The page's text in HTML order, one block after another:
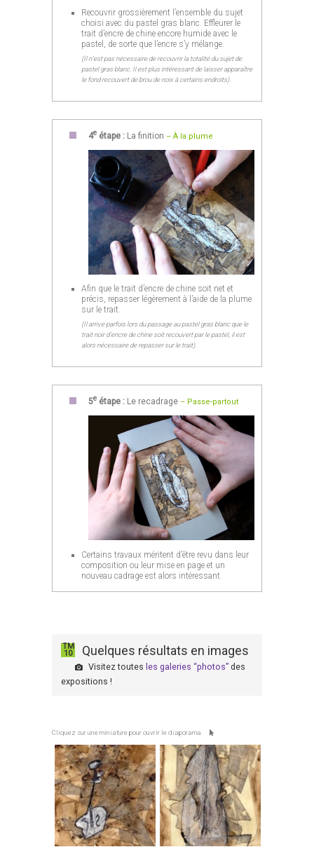
Recouvrir grossièrement l’ensemble du sujet
choisi avec du pastel gras blanc. Effleurer le
trait d’encre de chine encore humide avec le
pastel, de sorte que l’encre s’y mélange.
(Il n’est pas nécessaire de recouvrir la totalité du sujet de
pastel gras blanc. Il est plus intéressant de laisser apparaître
le fond recouvert de brou de noix à certains endroits).
4e étape : La finition – À la plume
Afin que le trait d’encre de chine soit net et
précis, repasser légèrement à l’aide de la plume
sur le trait.
(Il arrive parfois lors du passage au pastel gras blanc que le
trait noir d’encre de chine soit recouvert par le pastel, il est
alors nécessaire de repasser sur le trait).
5e étape : Le recadrage – Passe-partout
Certains travaux méritent d’être revu dans leur
composition ou leur mise en page et un
nouveau cadrage est alors intéressant.
TM
10 Quelques résultats en images
Visitez toutes les galeries “photos” des
expositions !
Cliquez sur une miniature pour ouvrir le diaporama